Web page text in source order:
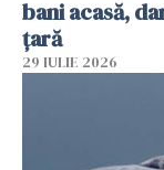
bani acasă,
țară
29 IULIE 2026